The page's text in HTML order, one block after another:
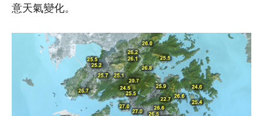
意天氣變化。